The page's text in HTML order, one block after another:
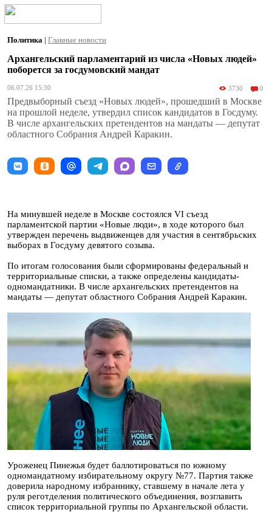
Политика | Главные новости
Архангельский парламентарий из числа «Новых людей»
поборется за госдумовский мандат
06.07.26 15:30 3730 0
Предвыборный съезд «Новых людей», прошедший в Москве
на прошлой неделе, утвердил список кандидатов в Госдуму.
В числе архангельских претендентов на мандаты — депутат
областного Собрания Андрей Каракин.
На минувшей неделе в Москве состоялся VI съезд
парламентской партии «Новые люди», в ходе которого был
утвержден перечень выдвиженцев для участия в сентябрьских
выборах в Госдуму девятого созыва.
По итогам голосования были сформированы федеральный и
территориальные списки, а также определены кандидаты-
одномандатники. В числе архангельских претендентов на
мандаты — депутат областного Собрания Андрей Каракин.
Уроженец Пинежья будет баллотироваться по южному
одномандатному избирательному округу №77. Партия также
доверила народному избраннику, ставшему в начале лета у
руля реготделения политического объединения, возглавить
список территориальной группы по Архангельской области.